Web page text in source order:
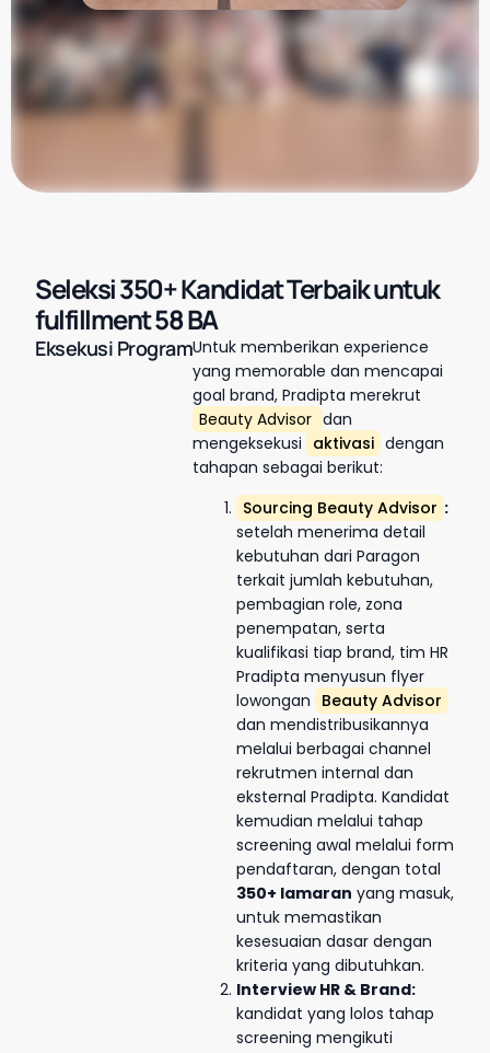
Seleksi 350+ Kandidat Terbaik untuk
fulfillment 58 BA
Eksekusi ProgramUntuk memberikan experience
yang memorable dan mencapai
goal brand, Pradipta merekrut
Beauty Advisor dan
mengeksekusi aktivasi dengan
tahapan sebagai berikut:
Sourcing Beauty Advisor :
setelah menerima detail
kebutuhan dari Paragon
terkait jumlah kebutuhan,
pembagian role, zona
penempatan, serta
kualifikasi tiap brand, tim HR
Pradipta menyusun flyer
lowongan Beauty Advisor
dan mendistribusikannya
melalui berbagai channel
rekrutmen internal dan
eksternal Pradipta. Kandidat
kemudian melalui tahap
screening awal melalui form
pendaftaran, dengan total
350+ lamaran yang masuk,
untuk memastikan
kesesuaian dasar dengan
kriteria yang dibutuhkan.
Interview HR & Brand:
kandidat yang lolos tahap
screening mengikuti